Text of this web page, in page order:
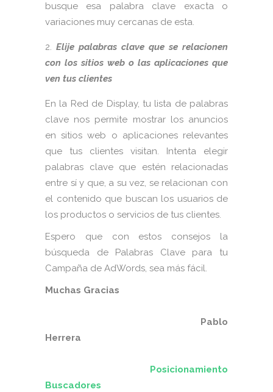
busque esa palabra clave exacta o
variaciones muy cercanas de esta.
Elije palabras clave que se relacionen
con los sitios web o las aplicaciones que
ven tus clientes
En la Red de Display, tu lista de palabras
clave nos permite mostrar los anuncios
en sitios web o aplicaciones relevantes
que tus clientes visitan. Intenta elegir
palabras clave que estén relacionadas
entre sí y que, a su vez, se relacionan con
el contenido que buscan los usuarios de
los productos o servicios de tus clientes.
Espero que con estos consejos la
búsqueda de Palabras Clave para tu
Campaña de AdWords, sea más fácil.
Muchas Gracias
Pablo
Herrera
Posicionamiento
Buscadores